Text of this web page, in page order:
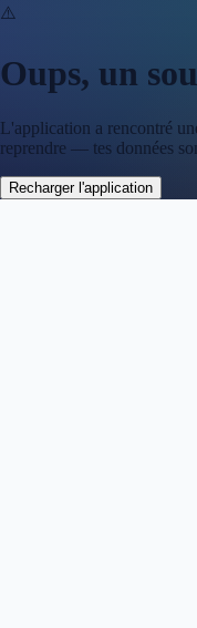
⚠️
Oups, un
L'application a rencontré
reprendre — tes données
Recharger l'application